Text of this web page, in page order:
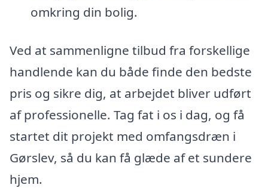
omkring din bolig.
Ved at sammenligne tilbud fra forskellige
handlende kan du både finde den bedste
pris og sikre dig, at arbejdet bliver udført
af professionelle. Tag fat i os i dag, og få
startet dit projekt med omfangsdræn i
Gørslev, så du kan få glæde af et sundere
hjem.